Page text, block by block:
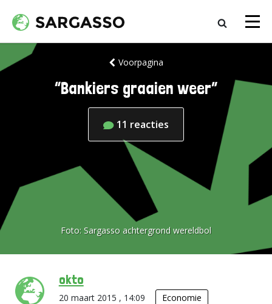
Voorpagina
“Bankiers graaien weer”
11 reacties
Foto: Sargasso achtergrond wereldbol
okto
20 maart 2015 , 14:09
Economie